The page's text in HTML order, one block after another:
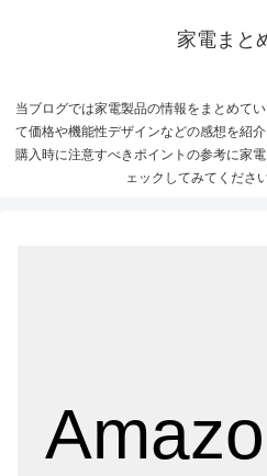
家電まと
当ブログでは家電製品の情報をまとめて
て価格や機能性デザインなどの感想を紹
購入時に注意すべきポイントの参考に家
ェックしてみてくださ